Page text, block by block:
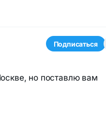
Подписаться
но поставлю вам